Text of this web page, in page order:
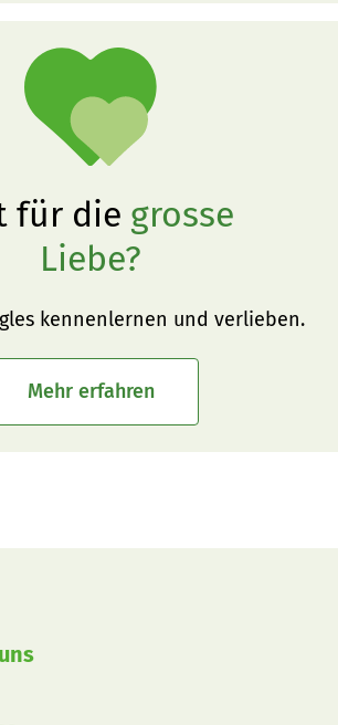
für die grosse
Liebe?
kennenlernen und verlieben.
Mehr erfahren